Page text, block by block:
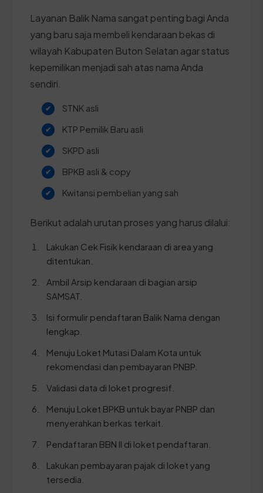
Layanan Balik Nama sangat penting bagi Anda
yang baru saja membeli kendaraan bekas di
wilayah Kabupaten Buton Selatan agar status
kepemilikan menjadi sah atas nama Anda
sendiri.
STNK asli
KTP Pemilik Baru asli
SKPD asli
BPKB asli & copy
Kwitansi pembelian yang sah
Berikut adalah urutan proses yang harus dilalui:
Lakukan Cek Fisik kendaraan di area yang
ditentukan.
Ambil Arsip kendaraan di bagian arsip
SAMSAT.
Isi formulir pendaftaran Balik Nama dengan
lengkap.
Menuju Loket Mutasi Dalam Kota untuk
rekomendasi dan pembayaran PNBP.
Validasi data di loket progresif.
Menuju Loket BPKB untuk bayar PNBP dan
menyerahkan berkas terkait.
Pendaftaran BBN II di loket pendaftaran.
Lakukan pembayaran pajak di loket yang
tersedia.